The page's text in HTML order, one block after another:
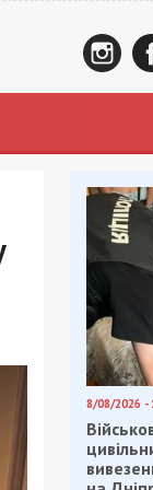
8/08/2026 -